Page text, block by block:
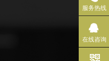
服务热线
在线咨询